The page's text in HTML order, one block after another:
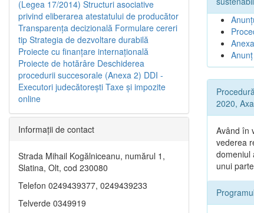
2020,
Având în
vederea
domeniul
unui
(Legea 17/2014) Structuri asociative
privind eliberarea atestatului de producător
Transparenţa decizională Formulare cereri
tip Strategia de dezvoltare durabilă
Proiecte cu finanţare internaţională
Proiecte de hotărâre Deschiderea
procedurii succesorale (Anexa 2) DDI -
Executori judecătorești Taxe şi impozite
online
Informaţii de contact
Strada Mihail Kogălniceanu, numărul 1,
Slatina, Olt, cod 230080
Telefon 0249439377, 0249439233
Telverde 0349919